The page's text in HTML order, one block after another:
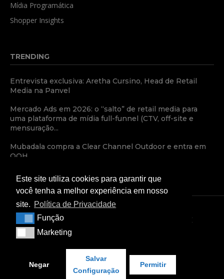
Mídia Programática
Shopper Insights
TRENDING
Entrevista exclusiva: Aretha Cursino, Head de Retail
Media na Panvel
Mercado Ads em 2026: o “salto” de retail media para
uma plataforma de mídia full-funnel (CTV, off-site e
mensuração...
Mubadala compra a Clear Channel Outdoor e entra em
OOH
TERMOS E CONDIÇÕES
POLÍTICA DE PRIVACIDADE
CONDIÇÕES COMERCIAIS
Copyright © 2024 — Retail Media News
Este site utiliza cookies para garantir que
você tenha a melhor experiência em nosso
site. Política de Privacidade
FunçãoFunção
MarketingMarketing
Negar
Salvar
Configuração
Permitir